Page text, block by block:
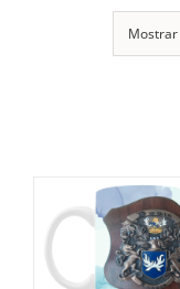
Mostrar